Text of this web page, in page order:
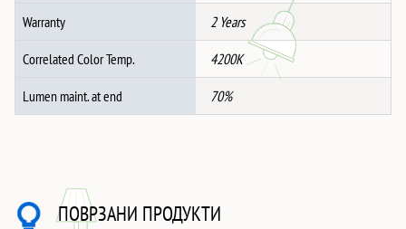
Warranty 2 Years
Correlated Color Temp. 4200K
Lumen maint. at end 70%
ПОВРЗАНИ ПРОДУКТИ